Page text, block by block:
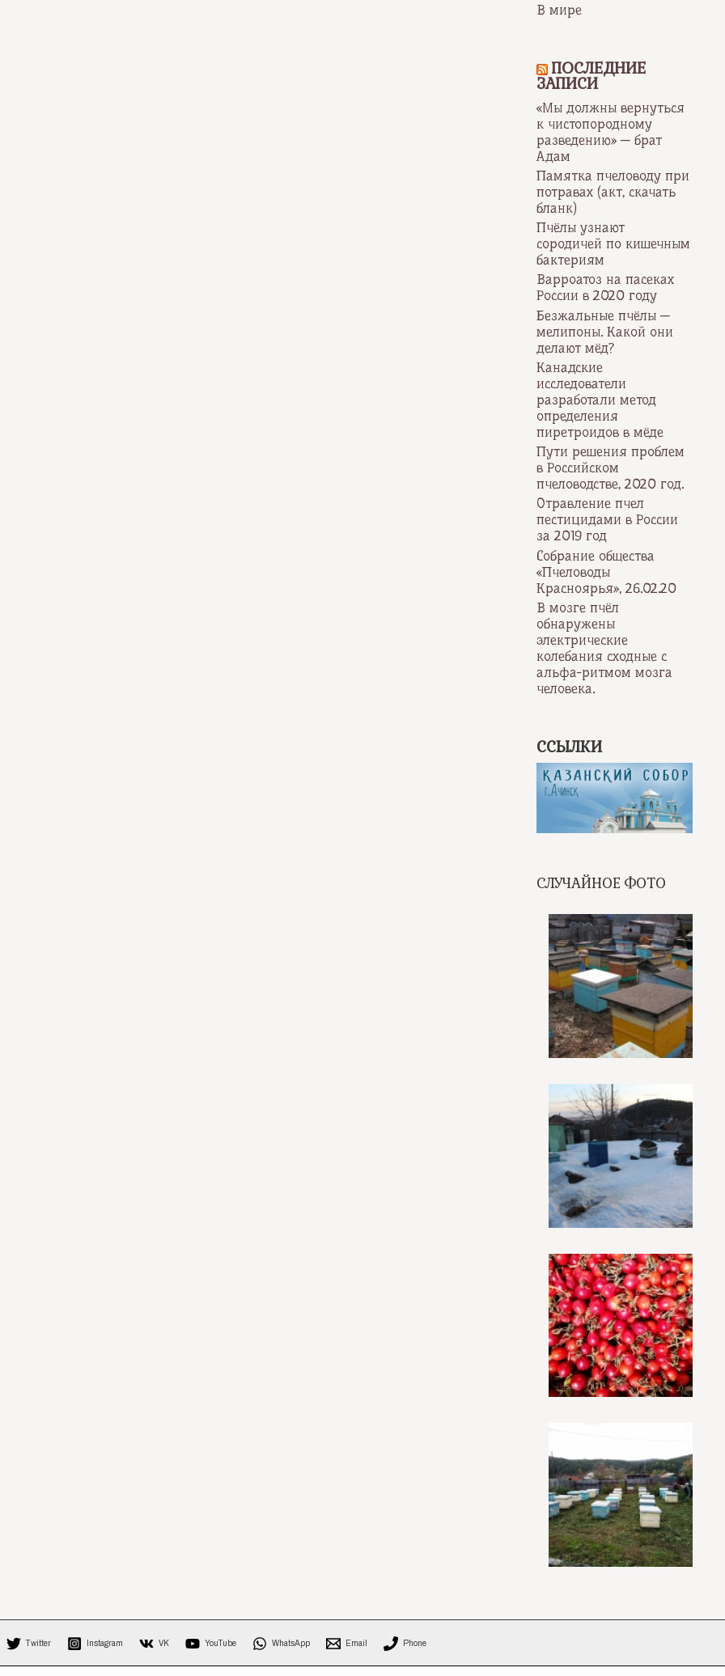
В мире
ПОСЛЕДНИЕ
ЗАПИСИ
«Мы должны вернуться
к чистопородному
разведению» — брат
Адам
Памятка пчеловоду при
потравах (акт, скачать
бланк)
Пчёлы узнают
сородичей по кишечным
бактериям
Варроатоз на пасеках
России в 2020 году
Безжальные пчёлы —
мелипоны. Какой они
делают мёд?
Канадские
исследователи
разработали метод
определения
пиретроидов в мёде
Пути решения проблем
в Российском
пчеловодстве, 2020 год.
Отравление пчел
пестицидами в России
за 2019 год
Собрание общества
«Пчеловоды
Красноярья», 26.02.20
В мозге пчёл
обнаружены
электрические
колебания сходные с
альфа-ритмом мозга
человека.
ССЫЛКИ
СЛУЧАЙНОЕ ФОТО
Twitter Instagram VK YouTube WhatsApp Email Phone